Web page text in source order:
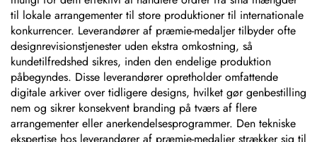
til lokale arrangementer til store produktioner til internationale
konkurrencer. Leverandører af præmie-medaljer tilbyder ofte
designrevisionstjenester uden ekstra omkostning, så
kundetilfredshed sikres, inden den endelige produktion
påbegyndes. Disse leverandører opretholder omfattende
digitale arkiver over tidligere designs, hvilket gør genbestilling
nem og sikrer konsekvent branding på tværs af flere
arrangementer eller anerkendelsesprogrammer. Den tekniske